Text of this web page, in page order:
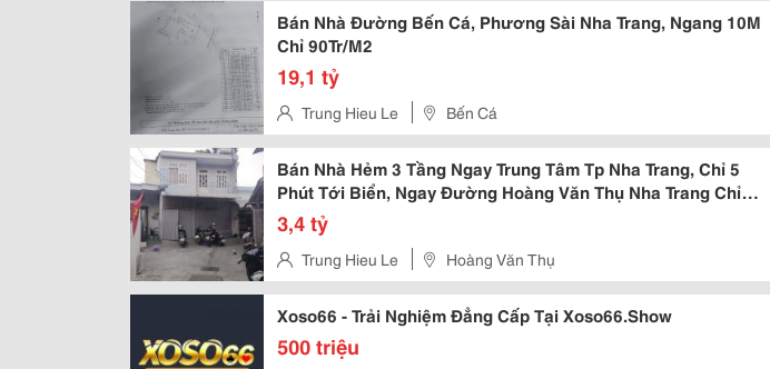
Bán Nhà Đường Bến Cá, Phương Sài Nha Trang, Ngang 10M
Chỉ 90Tr/M2
19,1 tỷ
Trung Hieu Le Bến Cá
Bán Nhà Hẻm 3 Tầng Ngay Trung Tâm Tp Nha Trang, Chỉ 5
Phút Tới Biển, Ngay Đường Hoàng Văn Thụ Nha Trang Chỉ
3,390 Tỷ
3,4 tỷ
Trung Hieu Le Hoàng Văn Thụ
Xoso66 - Trải Nghiệm Đẳng Cấp Tại Xoso66.Show
500 triệu